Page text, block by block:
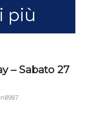
più
– Sabato 27